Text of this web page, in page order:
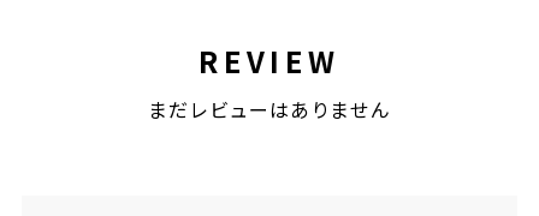
REVIEW
まだレビューはありません